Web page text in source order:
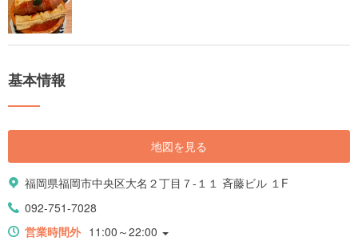
基本情報
地図を見る
福岡県福岡市中央区大名２丁目７-１１ 斉藤ビル １F
092-751-7028
営業時間外 11:00～22:00